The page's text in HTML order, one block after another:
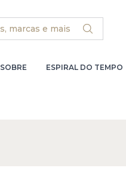
SOBRE ESPIRAL DO TEMPO